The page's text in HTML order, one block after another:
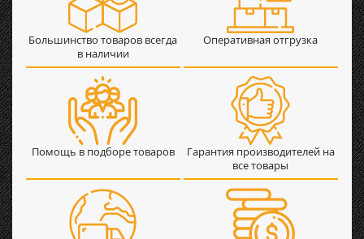
Большинство товаров всегда
в наличии
Оперативная отгрузка
Помощь в подборе товаров
Гарантия производителей на
все товары